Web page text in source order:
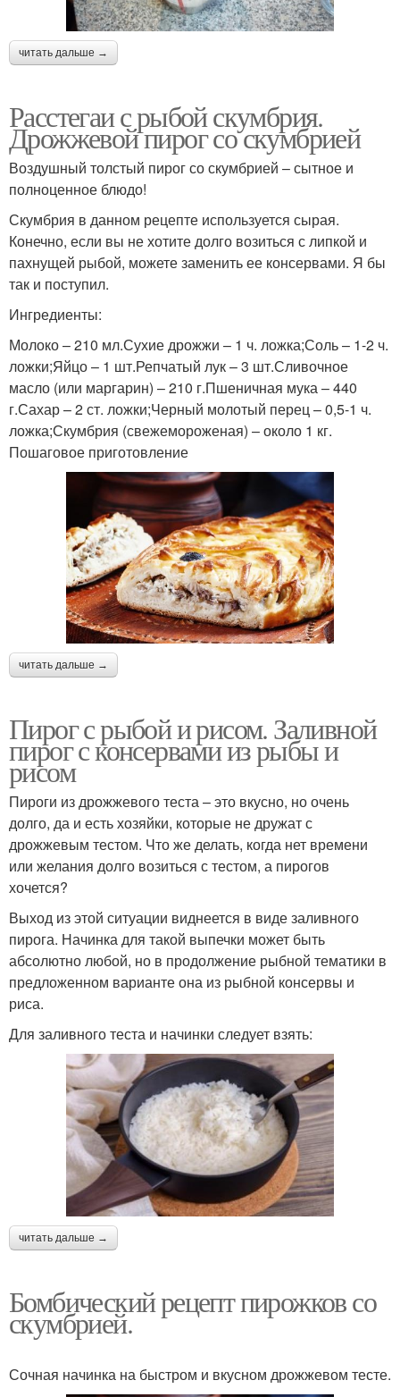
читать дальше →
Расстегаи с рыбой скумбрия.
Дрожжевой пирог со скумбрией
Воздушный толстый пирог со скумбрией – сытное и
полноценное блюдо!
Скумбрия в данном рецепте используется сырая.
Конечно, если вы не хотите долго возиться с липкой и
пахнущей рыбой, можете заменить ее консервами. Я бы
так и поступил.
Ингредиенты:
Молоко – 210 мл.Сухие дрожжи – 1 ч. ложка;Соль – 1-2 ч.
ложки;Яйцо – 1 шт.Репчатый лук – 3 шт.Сливочное
масло (или маргарин) – 210 г.Пшеничная мука – 440
г.Сахар – 2 ст. ложки;Черный молотый перец – 0,5-1 ч.
ложка;Скумбрия (свежемороженая) – около 1 кг.
Пошаговое приготовление
читать дальше →
Пирог с рыбой и рисом. Заливной
пирог с консервами из рыбы и
рисом
Пироги из дрожжевого теста – это вкусно, но очень
долго, да и есть хозяйки, которые не дружат с
дрожжевым тестом. Что же делать, когда нет времени
или желания долго возиться с тестом, а пирогов
хочется?
Выход из этой ситуации виднеется в виде заливного
пирога. Начинка для такой выпечки может быть
абсолютно любой, но в продолжение рыбной тематики в
предложенном варианте она из рыбной консервы и
риса.
Для заливного теста и начинки следует взять:
читать дальше →
Бомбический рецепт пирожков со
скумбрией.
Сочная начинка на быстром и вкусном дрожжевом тесте.